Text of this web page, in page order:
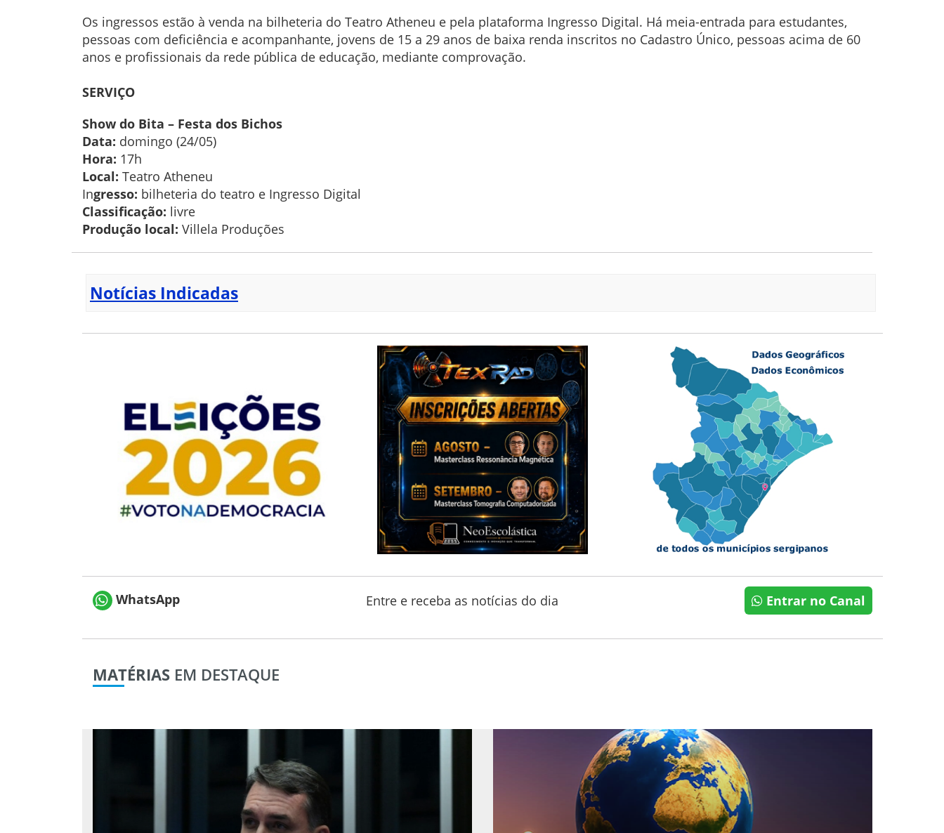
Os ingressos estão à venda na bilheteria do Teatro Atheneu e pela plataforma Ingresso Digital. Há meia-entrada para estudantes,
pessoas com deficiência e acompanhante, jovens de 15 a 29 anos de baixa renda inscritos no Cadastro Único, pessoas acima de 60
anos e profissionais da rede pública de educação, mediante comprovação.
SERVIÇO
Show do Bita – Festa dos Bichos
Data: domingo (24/05)
Hora: 17h
Local: Teatro Atheneu
Ingresso: bilheteria do teatro e Ingresso Digital
Classificação: livre
Produção local: Villela Produções
Notícias Indicadas
WhatsApp Entre e receba as notícias do dia Entrar no Canal
MATÉRIAS EM DESTAQUE